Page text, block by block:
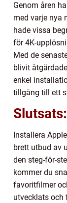
Genom åren
med varje nya
hade vissa
för 4K-
Med de
blivit
enkel
tillgång till ett
Slutsats:
Installera
brett utbud av
den steg-för-
kommer du
favoritfilmer
utvecklats och